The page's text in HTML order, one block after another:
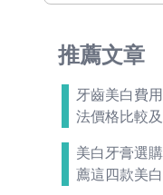
推薦文章
牙齒美白費
法價格比較
美白牙膏選
薦這四款美白